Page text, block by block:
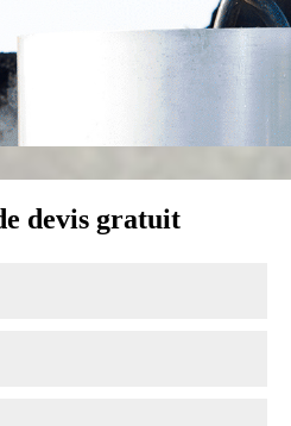
devis gratuit